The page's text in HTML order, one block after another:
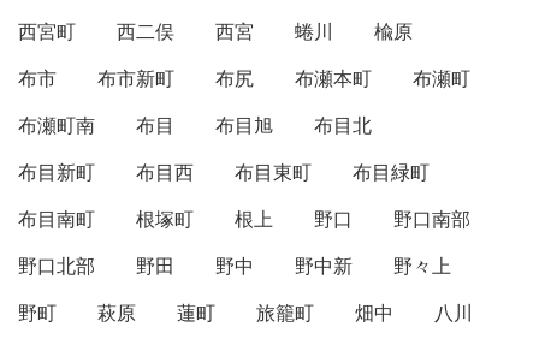
西宮町
西二俣 西宮 蜷川
楡原
布市
布市新町 布尻 布瀬本町
布瀬町
布瀬町南
布目 布目旭
布目北
布目新町
布目西 布目東町
布目緑町
布目南町
根塚町 根上 野口
野口南部
野口北部
野田 野中 野中新
野々上
野町
萩原 蓮町 旅籠町 畑中
八川